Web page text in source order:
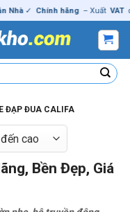
✓ Chính hãng – Xuất VAT đầy đủ
ĐẠP ĐUA CALIFA
Bền Đẹp, Giá